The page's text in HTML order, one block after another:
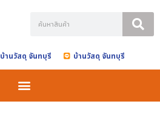
บ้านวัสดุ จันทบุรี บ้านวัสดุ จันทบุรี